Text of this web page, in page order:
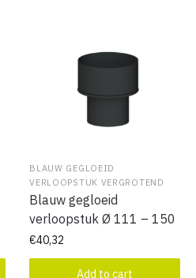
BLAUW GEGLOEID
VERLOOPSTUK VERGROTEND
Blauw gegloeid
verloopstuk Ø 111 – 150
€40,32
Add to cart